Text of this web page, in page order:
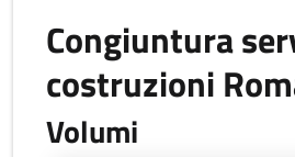
Congiuntura
costruzioni
Volumi